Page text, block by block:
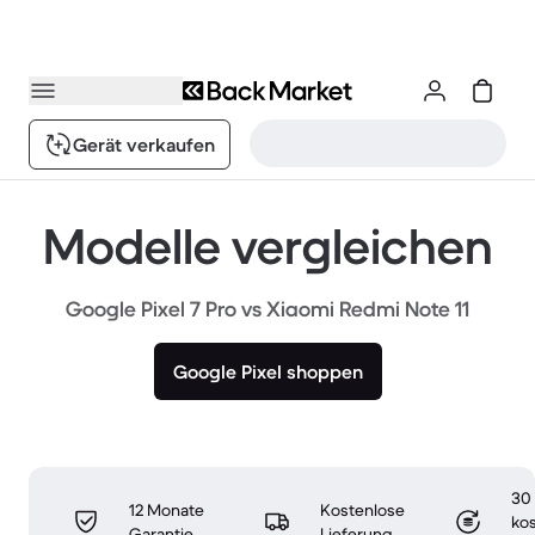
Gerät verkaufen
Modelle vergleichen
Google Pixel 7 Pro vs Xiaomi Redmi Note 11
Google Pixel shoppen
12 Monate
Kostenlose
30